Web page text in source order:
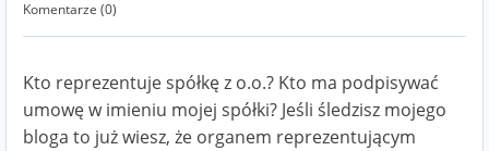
Komentarze (0)
Kto reprezentuje spółkę z o.o.? Kto ma podpisywać
umowę w imieniu mojej spółki? Jeśli śledzisz mojego
bloga to już wiesz, że organem reprezentującym